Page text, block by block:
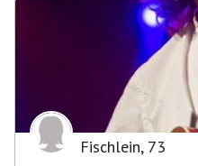
Fischlein, 73